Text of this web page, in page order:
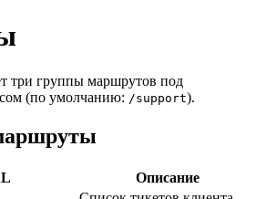
три группы маршрутов под
(по умолчанию: /support).
Описание